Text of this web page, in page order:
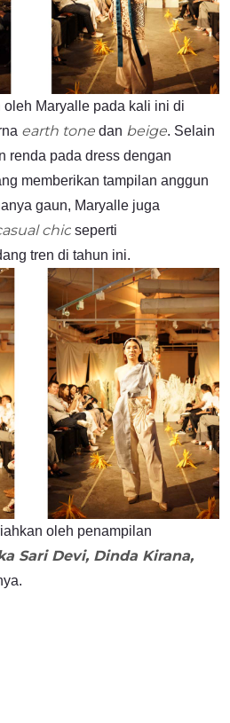
Maryalle pada kali ini di
earth tone dan beige. Selain
renda pada dress dengan
memberikan tampilan anggun
gaun, Maryalle juga
chic seperti
tren di tahun ini.
oleh penampilan
Sari Devi, Dinda Kirana,